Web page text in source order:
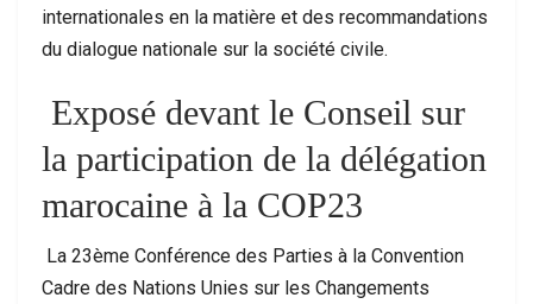
internationales en la matière et des recommandations
du dialogue nationale sur la société civile.
Exposé devant le Conseil sur
la participation de la délégation
marocaine à la COP23
La 23ème Conférence des Parties à la Convention
Cadre des Nations Unies sur les Changements